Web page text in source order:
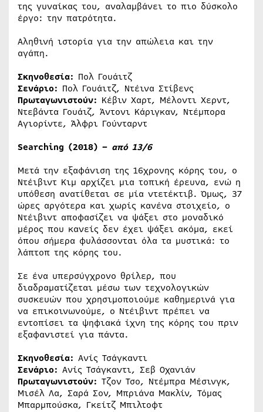
της γυναίκας του, αναλαμβάνει το πιο δύσκολο
έργο: την πατρότητα.
Αληθινή ιστορία για την απώλεια και την
αγάπη.
Σκηνοθεσία: Πολ Γουάιτζ
Σενάριο: Πολ Γουάιτζ, Ντέινα Στίβενς
Πρωταγωνιστούν: Κέβιν Χαρτ, Μέλοντι Χερντ,
Ντεβάντα Γουάιζ, Άντονι Κάριγκαν, Ντέμπορα
Αγιορίντε, Άλφρι Γούνταρντ
Searching (2018) – από 13/6
Μετά την εξαφάνιση της 16χρονης κόρης του, o
Ντέιβιντ Κιμ αρχίζει μια τοπική έρευνα, ενώ η
υπόθεση ανατίθεται σε μία ντετέκτιβ. Όμως, 37
ώρες αργότερα και χωρίς κανένα στοιχείο, ο
Ντέιβιντ αποφασίζει να ψάξει στο μοναδικό
μέρος που κανείς δεν έχει ψάξει ακόμα, εκεί
όπου σήμερα φυλάσσονται όλα τα μυστικά: το
λάπτοπ της κόρης του.
Σε ένα υπερσύγχρονο θρίλερ, που
διαδραματίζεται μέσω των τεχνολογικών
συσκευών που χρησιμοποιούμε καθημερινά για
να επικοινωνούμε, ο Ντέιβιντ πρέπει να
εντοπίσει τα ψηφιακά ίχνη της κόρης του πριν
εξαφανιστεί για πάντα.
Σκηνοθεσία: Ανίς Τσάγκαντι
Σενάριο: Ανίς Τσάγκαντι, Σεβ Οχανιάν
Πρωταγωνιστούν: Τζον Τσο, Ντέμπρα Μέσινγκ,
Μισέλ Λα, Σαρά Σον, Μπριάνα Μακλίν, Τόμας
Μπαρμπούσκα, Γκείτζ Μπιλτοφτ